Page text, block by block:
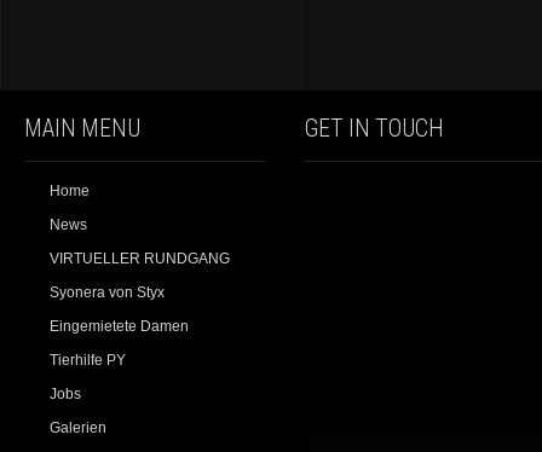
MAIN MENU
Home
News
VIRTUELLER RUNDGANG
Syonera von Styx
Eingemietete Damen
Tierhilfe PY
Jobs
Galerien
GET IN TOUCH